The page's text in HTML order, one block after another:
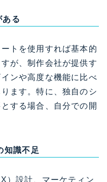
ある
トを使用すれば基本的
が、制作会社が提供す
ンや高度な機能に比べ
ます。特に、独自のシ
する場合、自分での開
知識不足
）設計、マーケティン